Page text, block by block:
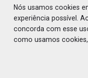
defendem
nacional
Nós usamos cookies
experiência possível.
concorda com esse
como usamos